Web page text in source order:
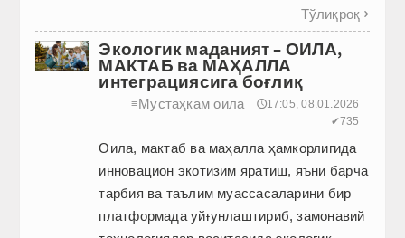
Тўлиқроқ 
Экологик маданият – ОИЛА,
МАКТАБ ва МАҲАЛЛА
интеграциясига боғлиқ
≡Мустаҳкам оила
🕔17:05, 08.01.2026
✔735
Оила, мактаб ва маҳалла ҳамкорлигида
инновацион экотизим яратиш, яъни барча
тарбия ва таълим муассасаларини бир
платформада уйғунлаштириб, замонавий